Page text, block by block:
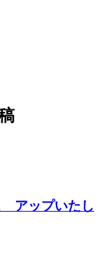
アップいたし